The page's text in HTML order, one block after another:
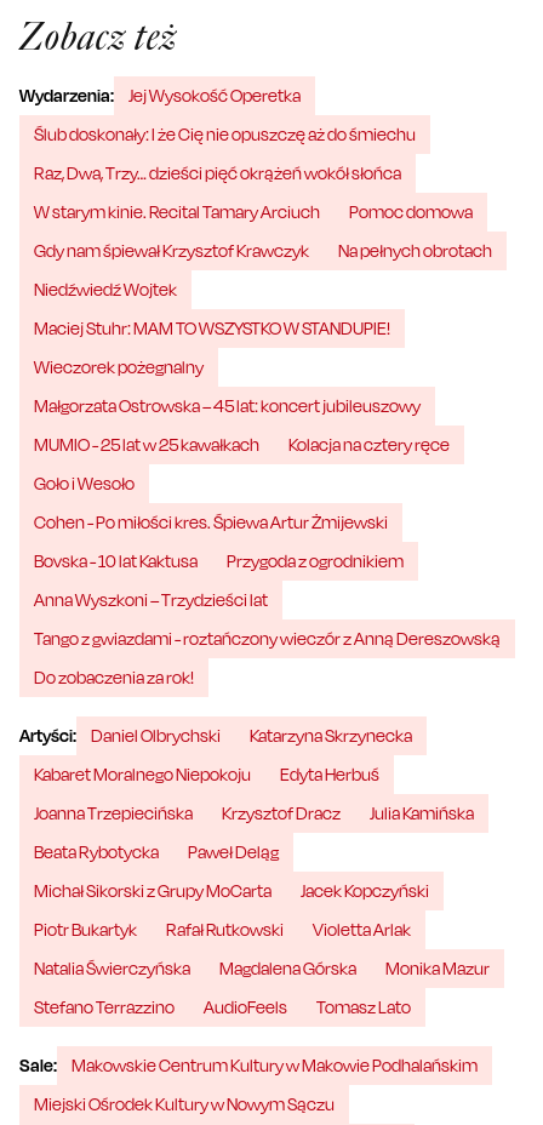
Zobacz też
Wydarzenia:
Jej Wysokość Operetka
Ślub doskonały: I że Cię nie opuszczę aż do śmiechu
Raz, Dwa, Trzy… dzieści pięć okrążeń wokół słońca
W starym kinie. Recital Tamary Arciuch
Pomoc domowa
Gdy nam śpiewał Krzysztof Krawczyk
Na pełnych obrotach
Niedźwiedź Wojtek
Maciej Stuhr: MAM TO WSZYSTKO W STANDUPIE!
Wieczorek pożegnalny
Małgorzata Ostrowska – 45 lat: koncert jubileuszowy
MUMIO - 25 lat w 25 kawałkach
Kolacja na cztery ręce
Goło i Wesoło
Cohen - Po miłości kres. Śpiewa Artur Żmijewski
Bovska - 10 lat Kaktusa
Przygoda z ogrodnikiem
Anna Wyszkoni – Trzydzieści lat
Tango z gwiazdami - roztańczony wieczór z Anną Dereszowską
Do zobaczenia za rok!
Artyści: Daniel Olbrychski
Katarzyna Skrzynecka
Kabaret Moralnego Niepokoju
Edyta Herbuś
Joanna Trzepiecińska
Krzysztof Dracz
Julia Kamińska
Beata Rybotycka
Paweł Deląg
Michał Sikorski z Grupy MoCarta
Jacek Kopczyński
Piotr Bukartyk
Rafał Rutkowski
Violetta Arlak
Natalia Świerczyńska
Magdalena Górska
Monika Mazur
Stefano Terrazzino
AudioFeels Tomasz Lato
Sale:
Makowskie Centrum Kultury w Makowie Podhalańskim
Miejski Ośrodek Kultury w Nowym Sączu